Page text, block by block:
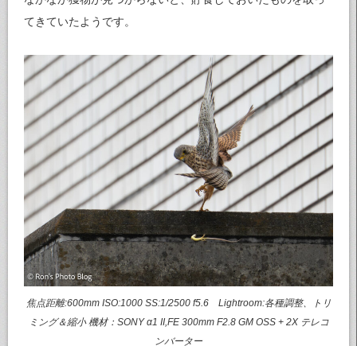
てきていたようです。
焦点距離:600mm ISO:1000 SS:1/2500 f5.6 Lightroom:各種調整、トリ
ミング＆縮小 機材：SONY α1 II,FE 300mm F2.8 GM OSS + 2X テレコ
ンバーター